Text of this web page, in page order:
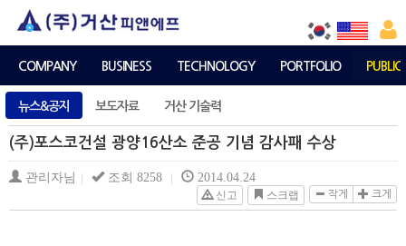
COMPANY BUSINESS TECHNOLOGY PORTFOLIO
뉴스&공지 보도자료 거산 기술력
(주)포스코건설 광양16산소 준공 기념 감사패 수상
관리자님 조회 8258 2014.04.24
신고 스크랩 작게 크게